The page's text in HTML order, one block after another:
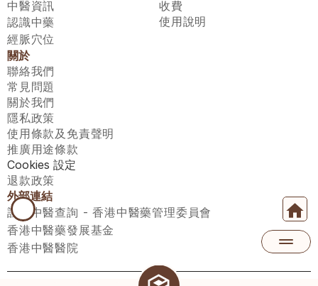
中醫資訊
認識中藥
經脈穴位
收費
使用說明
關於
聯絡我們
常見問題
關於我們
隱私政策
使用條款及免責聲明
推廣用途條款
Cookies 設定
退款政策
外部連結
註冊中醫查詢 - 香港中醫藥管理委員會
香港中醫藥發展基金
香港中醫醫院